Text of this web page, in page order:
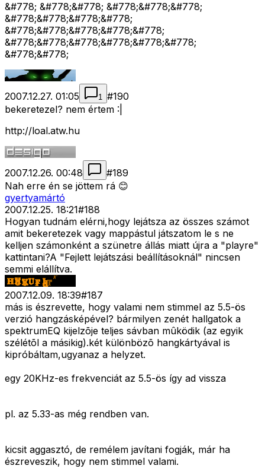
&#778; &#778;&#778; &#778;&#778;&#778;
&#778;&#778;&#778;&#778;
&#778;&#778;&#778;&#778;&#778;
&#778;&#778;&#778;&#778;&#778;&#778;
&#778;&#778;
2007.12.27. 01:05 1 #190
bekeretezel? nem értem :|
http://loal.atw.hu
2007.12.26. 00:48 #189
Nah erre én se jöttem rá 😊
gyertyamártó
2007.12.25. 18:21#188
Hogyan tudnám elérni,hogy lejátsza az összes számot
amit bekeretezek vagy mappástul játszatom le s ne
kelljen számonként a szünetre állás miatt újra a "playre"
kattintani?A "Fejlett lejátszási beállításoknál" nincsen
semmi elállítva.
2007.12.09. 18:39#187
más is észrevette, hogy valami nem stimmel az 5.5-ös
verzió hangzásképével? bármilyen zenét hallgatok a
spektrumEQ kijelzõje teljes sávban mûködik (az egyik
szélétõl a másikig).két különbözõ hangkártyával is
kipróbáltam,ugyanaz a helyzet.
egy 20KHz-es frekvenciát az 5.5-ös így ad vissza
pl. az 5.33-as még rendben van.
kicsit aggasztó, de remélem javítani fogják, már ha
észreveszik, hogy nem stimmel valami.